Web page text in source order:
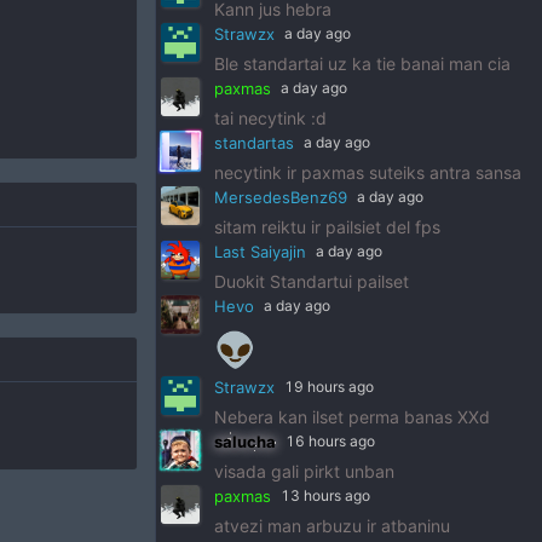
Kann jus hebra
Strawzx a day ago
Ble standartai uz ka tie banai man cia
paxmas a day ago
tai necytink :d
standartas a day ago
necytink ir paxmas suteiks antra sansa
MersedesBenz69 a day ago
sitam reiktu ir pailsiet del fps
Last Saiyajin a day ago
Duokit Standartui pailset
Hevo a day ago
👽
Strawzx 19 hours ago
Nebera kan ilset perma banas XXd
salucha 16 hours ago
visada gali pirkt unban
paxmas 13 hours ago
atvezi man arbuzu ir atbaninu